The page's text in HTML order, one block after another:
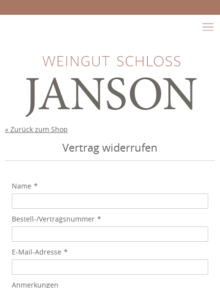
EVENTS
WEINE
WEINKOLLEKTION
PHILOSOPHIE
WEINGUT
JANSON IN DER EMICHSBURG
« Zurück zum Shop
Vertrag widerrufen
Name
Bestell-/Vertragsnummer
E-Mail-Adresse
Anmerkungen